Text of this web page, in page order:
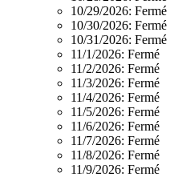
10/29/2026: Fermé
10/30/2026: Fermé
10/31/2026: Fermé
11/1/2026: Fermé
11/2/2026: Fermé
11/3/2026: Fermé
11/4/2026: Fermé
11/5/2026: Fermé
11/6/2026: Fermé
11/7/2026: Fermé
11/8/2026: Fermé
11/9/2026: Fermé